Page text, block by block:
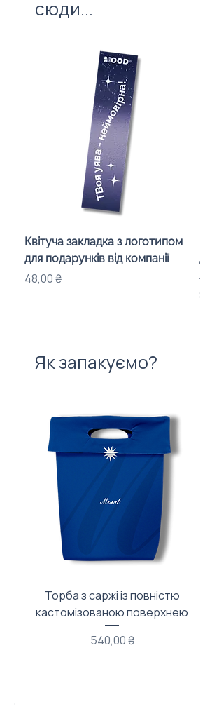
сюди...
Квітуча закладка з логотипом
для подарунків від компанії
Ціна
48,00 ₴
для
Ціна
Як запакуємо?
Торба з саржі із повністю
кастомізованою поверхнею
Ціна
540,00 ₴